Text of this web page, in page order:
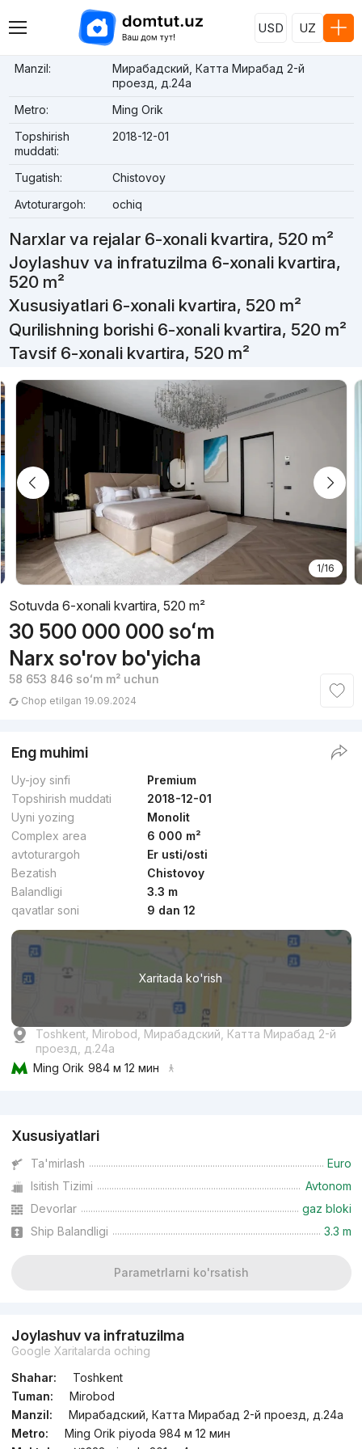
USD UZ
Manzil:
Мирабадский, Катта Мирабад 2-й
проезд, д.24a
Metro:
Ming Orik
Topshirish
muddati:
2018-12-01
Tugatish:
Chistovoy
Avtoturargoh:
ochiq
Narxlar va rejalar 6-xonali kvartira, 520 m²
Joylashuv va infratuzilma 6-xonali kvartira,
520 m²
Xususiyatlari 6-xonali kvartira, 520 m²
Qurilishning borishi 6-xonali kvartira, 520 m²
Tavsif 6-xonali kvartira, 520 m²
1/16
Sotuvda 6-xonali kvartira, 520 m²
30 500 000 000 soʻm
Narx so'rov bo'yicha
58 653 846 soʻmm² uchun
Chop etilgan 19.09.2024
Eng muhimi
Uy-joy sinfi
Premium
Topshirish muddati
2018-12-01
Uyni yozing
Monolit
Complex area
6 000 m²
avtoturargoh
Er usti/osti
Bezatish
Chistovoy
Balandligi
3.3 m
qavatlar soni
9 dan 12
Xaritada ko'rish
Toshkent, Mirobod, Мирабадский, Катта Мирабад 2-й
проезд, д.24a
Ming Orik 984 м 12 мин
Xususiyatlari
Ta'mirlash
Euro
Isitish Tizimi
Avtonom
Devorlar
gaz bloki
Ship Balandligi
3.3 m
Parametrlarni ko'rsatish
Joylashuv va infratuzilma
Google Xaritalarda oching
Shahar:
Toshkent
Tuman:
Mirobod
Manzil:
Мирабадский, Катта Мирабад 2-й проезд, д.24a
Metro:
Ming Orik piyoda 984 м 12 мин